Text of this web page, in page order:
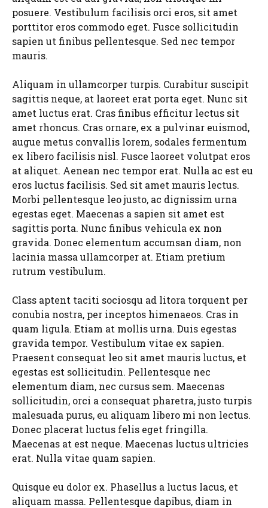
posuere. Vestibulum facilisis orci eros, sit amet
porttitor eros commodo eget. Fusce sollicitudin
sapien ut finibus pellentesque. Sed nec tempor
mauris.
Aliquam in ullamcorper turpis. Curabitur suscipit
sagittis neque, at laoreet erat porta eget. Nunc sit
amet luctus erat. Cras finibus efficitur lectus sit
amet rhoncus. Cras ornare, ex a pulvinar euismod,
augue metus convallis lorem, sodales fermentum
ex libero facilisis nisl. Fusce laoreet volutpat eros
at aliquet. Aenean nec tempor erat. Nulla ac est eu
eros luctus facilisis. Sed sit amet mauris lectus.
Morbi pellentesque leo justo, ac dignissim urna
egestas eget. Maecenas a sapien sit amet est
sagittis porta. Nunc finibus vehicula ex non
gravida. Donec elementum accumsan diam, non
lacinia massa ullamcorper at. Etiam pretium
rutrum vestibulum.
Class aptent taciti sociosqu ad litora torquent per
conubia nostra, per inceptos himenaeos. Cras in
quam ligula. Etiam at mollis urna. Duis egestas
gravida tempor. Vestibulum vitae ex sapien.
Praesent consequat leo sit amet mauris luctus, et
egestas est sollicitudin. Pellentesque nec
elementum diam, nec cursus sem. Maecenas
sollicitudin, orci a consequat pharetra, justo turpis
malesuada purus, eu aliquam libero mi non lectus.
Donec placerat luctus felis eget fringilla.
Maecenas at est neque. Maecenas luctus ultricies
erat. Nulla vitae quam sapien.
Quisque eu dolor ex. Phasellus a luctus lacus, et
aliquam massa. Pellentesque dapibus, diam in